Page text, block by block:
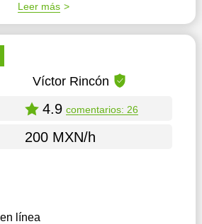
Leer más
Víctor Rincón
4.9 comentarios: 26
200 MXN/h
línea